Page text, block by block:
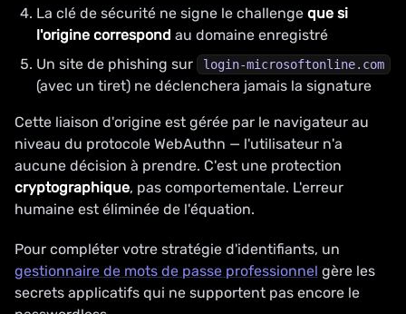
La clé de sécurité ne signe le challenge que si
l'origine correspond au domaine enregistré
Un site de phishing sur
login-microsoftonline.com
(avec un tiret) ne déclenchera jamais la signature
Cette liaison d'origine est gérée par le navigateur au
niveau du protocole WebAuthn — l'utilisateur n'a
aucune décision à prendre. C'est une protection
cryptographique, pas comportementale. L'erreur
humaine est éliminée de l'équation.
Pour compléter votre stratégie d'identifiants, un
gestionnaire de mots de passe professionnel gère les
secrets applicatifs qui ne supportent pas encore le